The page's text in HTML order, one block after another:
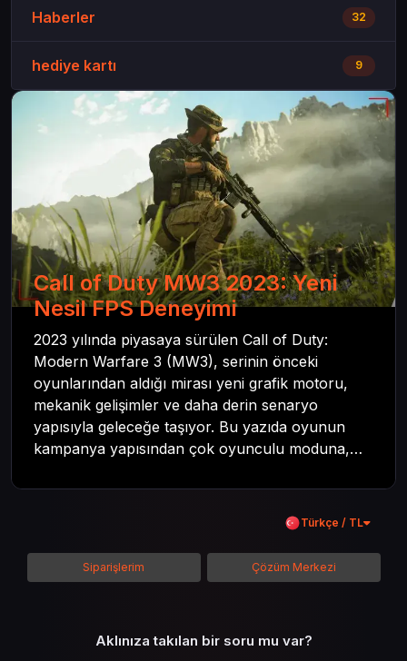
Haberler 32
hediye kartı 9
Call of Duty MW3 2023: Yeni
Nesil FPS Deneyimi
2023 yılında piyasaya sürülen Call of Duty:
Modern Warfare 3 (MW3), serinin önceki
oyunlarından aldığı mirası yeni grafik motoru,
mekanik gelişimler ve daha derin senaryo
yapısıyla geleceğe taşıyor. Bu yazıda oyunun
kampanya yapısından çok oyunculu moduna,
kadar her şeyi kapsamaya çalışacaktır. Tüm
içeriği boyunca Call of Duty evreninin
detaylarına inilecek ve steam hediye kartı
kullanımının avantajlarından da bahsedilecektir.
Türkçe / TL
Siparişlerim Çözüm Merkezi
Aklınıza takılan bir soru mu var?